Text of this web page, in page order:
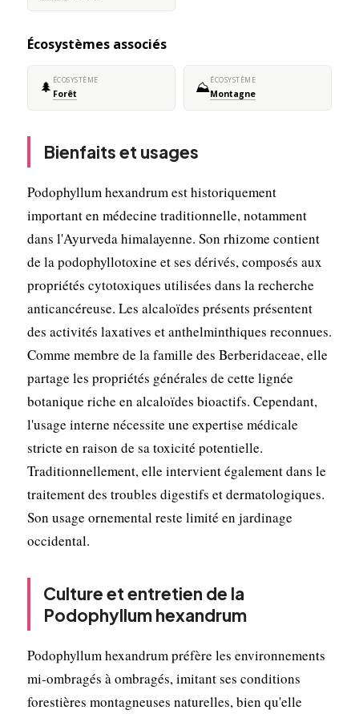
Écosystèmes associés
🌲 ÉCOSYSTÈME
Forêt ⛰️ÉCOSYSTÈME
Montagne
Bienfaits et usages
Podophyllum hexandrum est historiquement
important en médecine traditionnelle, notamment
dans l'Ayurveda himalayenne. Son rhizome contient
de la podophyllotoxine et ses dérivés, composés aux
propriétés cytotoxiques utilisées dans la recherche
anticancéreuse. Les alcaloïdes présents présentent
des activités laxatives et anthelminthiques reconnues.
Comme membre de la famille des Berberidaceae, elle
partage les propriétés générales de cette lignée
botanique riche en alcaloïdes bioactifs. Cependant,
l'usage interne nécessite une expertise médicale
stricte en raison de sa toxicité potentielle.
Traditionnellement, elle intervient également dans le
traitement des troubles digestifs et dermatologiques.
Son usage ornemental reste limité en jardinage
occidental.
Culture et entretien de la
Podophyllum hexandrum
Podophyllum hexandrum préfère les environnements
mi-ombragés à ombragés, imitant ses conditions
forestières montagneuses naturelles, bien qu'elle